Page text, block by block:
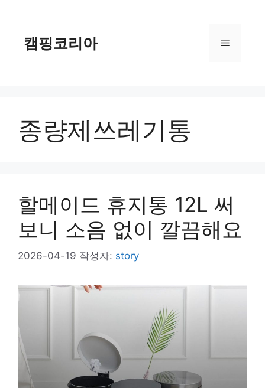
캠핑코리아 메
종량제쓰레기통
할메이드 휴지통 12L 써
보니 소음 없이 깔끔해요
2026-04-19 작성자: story